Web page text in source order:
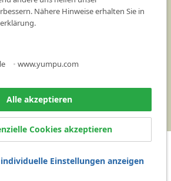
arweiler.de
Nähere Hinweise erhalten Sie in
• www.yumpu.com
Alle akzeptieren
Cookies akzeptieren
Einstellungen anzeigen